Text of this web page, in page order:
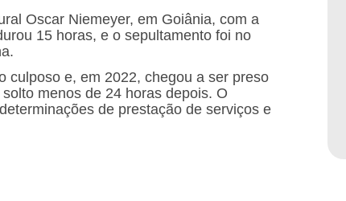
Oscar Niemeyer, em Goiânia, com a
15 horas, e o sepultamento foi no
culposo e, em 2022, chegou a ser preso
menos de 24 horas depois. O
de prestação de serviços e